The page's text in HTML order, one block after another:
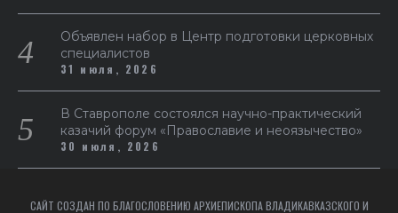
Объявлен набор в Центр подготовки церковных
специалистов
31 июля, 2026
В Ставрополе состоялся научно-практический
казачий форум «Православие и неоязычество»
30 июля, 2026
САЙТ СОЗДАН ПО БЛАГОСЛОВЕНИЮ АРХИЕПИСКОПА ВЛАДИКАВКАЗСКОГО И